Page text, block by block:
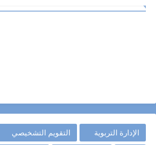
الإدارة التربوية التقويم التشخيصي